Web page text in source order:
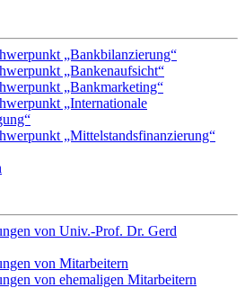
„Bankbilanzierung“
„Bankenaufsicht“
„Bankmarketing“
„Internationale
„Mittelstandsfinanzierung“
von Univ.-Prof. Dr. Gerd
von Mitarbeitern
von ehemaligen Mitarbeitern